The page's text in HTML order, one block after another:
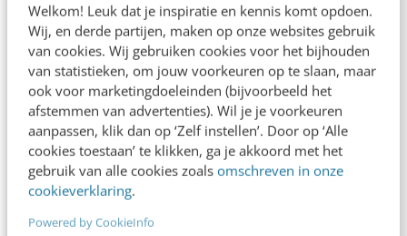
Welkom! Leuk dat je inspiratie en kennis komt opdoen.
Wij, en derde partijen, maken op onze websites gebruik
van cookies. Wij gebruiken cookies voor het bijhouden
van statistieken, om jouw voorkeuren op te slaan, maar
ook voor marketingdoeleinden (bijvoorbeeld het
afstemmen van advertenties). Wil je je voorkeuren
aanpassen, klik dan op ‘Zelf instellen’. Door op ‘Alle
cookies toestaan’ te klikken, ga je akkoord met het
gebruik van alle cookies zoals omschreven in onze
cookieverklaring.
Powered by CookieInfo
5. Schrijven
Tekst blijft de belangrijkste manier van
informatieoverdracht op het web. Er zou meer
aandacht moeten komen voor het creatief
schrijven ten behoeve van contentmarketing.
Immers, daar draait het veel meer om de
gekozen toon en om “storytelling” dan om het